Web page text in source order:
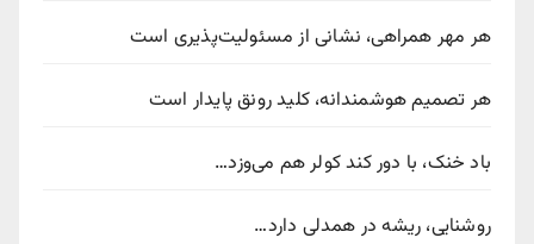
هر مهر همراهی، نشانی از مسئولیت‌پذیری است
هر تصمیم هوشمندانه، کلید رونق پایدار است
باد خنک، با دور کند کولر هم می‌وزد…
روشنایی، ریشه در همدلی دارد…